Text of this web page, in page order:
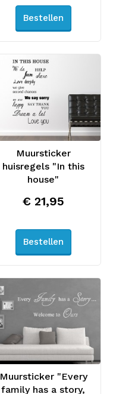
Bestellen
Muursticker
huisregels "In this
house"
€ 21,95
Bestellen
Muursticker "Every
family has a story,